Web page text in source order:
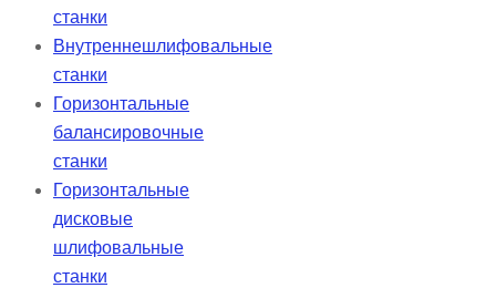
станки
Внутреннешлифовальные
станки
Горизонтальные
балансировочные
станки
Горизонтальные
дисковые
шлифовальные
станки